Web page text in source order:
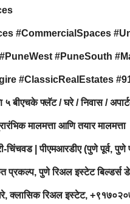
#CommercialSpaces
#PuneSouth
#ClassicRealEstates
बीएचके फ्लॅट / घरे / निवास /
मालमत्ता आणि तयार मालमत्ता
चिंचवड | पीएमआरडीए (पुणे पूर्व, पुणे
प्रकल्प, पुणे रिअल इस्टेट बिल्डर्स
क्लासिक रिअल इस्टेट,